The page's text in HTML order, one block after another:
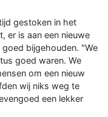
gestoken in het
er is aan een nieuwe
bijgehouden. "We
goed waren. We
om een nieuw
wij niks weg te
een lekker